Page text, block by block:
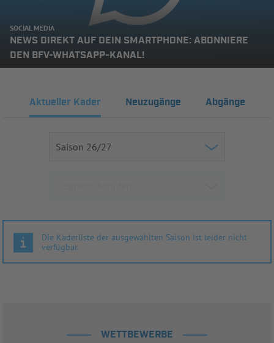
SOCIAL MEDIA
NEWS DIREKT AUF DEIN SMARTPHONE: ABONNIERE
DEN BFV-WHATSAPP-KANAL!
Aktueller Kader Neuzugänge Abgänge
Die Kaderliste der ausgewählten Saison ist leider nicht
verfügbar.
WETTBEWERBE